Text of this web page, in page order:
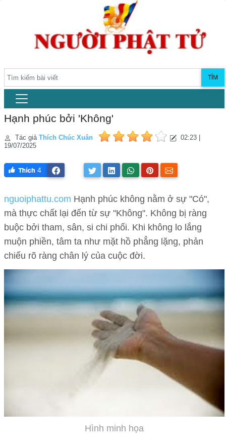
TÌM
Hạnh phúc bởi 'Không'
Tác giả Thích Chúc Xuân
02:23 |
19/07/2025
4
nguoiphattu.com Hạnh phúc không nằm ở sự "Có",
mà thực chất lại đến từ sự "Không". Không bị ràng
buộc bởi tham, sân, si chi phối. Khi không lo lắng
muộn phiền, tâm ta như mặt hồ phẳng lặng, phản
chiếu rõ ràng chân lý của cuộc đời.
Hình minh họa